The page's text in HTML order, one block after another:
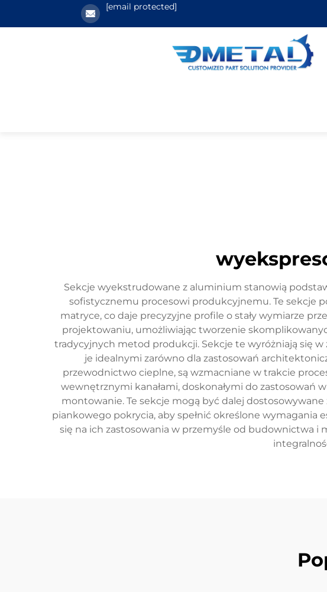
[email protected]
Sekcje wyekstrudowane z aluminium stanowią
sofistycznemu procesowi produkcyjnemu. Te sekcje
matryce, co daje precyzyjne profile o stały wymiarze
projektowaniu, umożliwiając tworzenie
tradycyjnych metod produkcji. Sekcje te wyróżniają się
je idealnymi zarówno dla zastosowań
przewodnictwo cieplne, są wzmacniane w trakcie
wewnętrznymi kanałami, doskonałymi do zastosowań
montowanie. Te sekcje mogą być dalej
piankowego pokrycia, aby spełnić określone
się na ich zastosowania w przemyśle od budownictwa i